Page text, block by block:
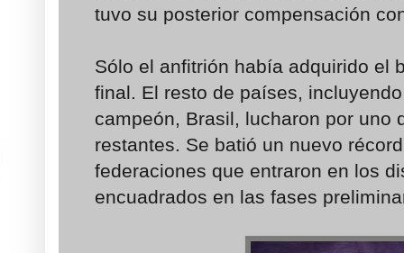
tuvo su posterior compensación
Sólo el anfitrión había adquirido el
final. El resto de países,
campeón, Brasil, lucharon por uno
restantes. Se batió un nuevo
federaciones que entraron en los
encuadrados en las fases